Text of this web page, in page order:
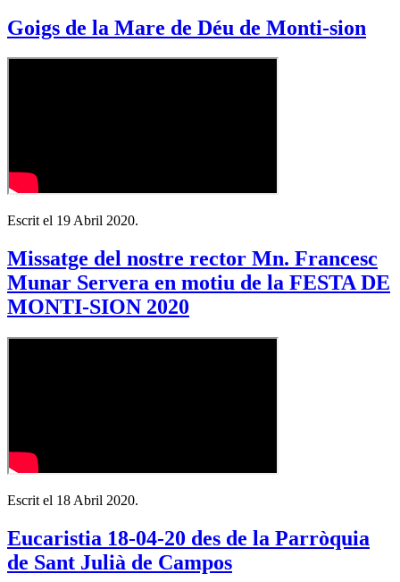
Goigs de la Mare de Déu de Monti-sion
Escrit el 19 Abril 2020.
Missatge del nostre rector Mn. Francesc
Munar Servera en motiu de la FESTA DE
MONTI-SION 2020
Escrit el 18 Abril 2020.
Eucaristia 18-04-20 des de la Parròquia
de Sant Julià de Campos